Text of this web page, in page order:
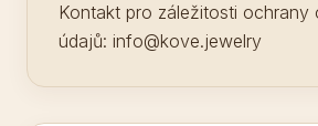
Kontakt pro záležitosti ochrany
údajů: info@kove.jewelry